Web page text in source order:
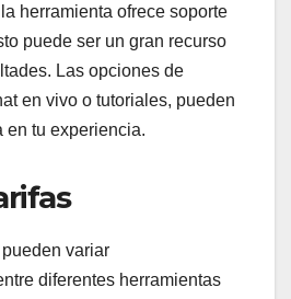
herramienta ofrece soporte
puede ser un gran recurso
Las opciones de
en vivo o tutoriales, pueden
en tu experiencia.
variar
diferentes herramientas